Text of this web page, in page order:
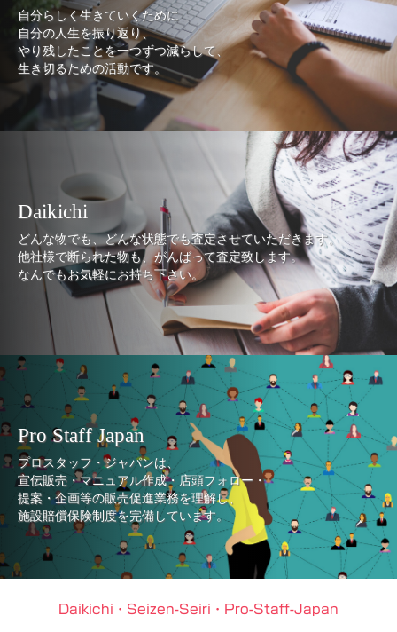
自分らしく生きていくために
自分の人生を振り返り、
やり残したことを一つずつ減らして、
生き切るための活動です。
Daikichi
どんな物でも、どんな状態でも査定させていただきます。
他社様で断られた物も、がんばって査定致します。
なんでもお気軽にお持ち下さい。
Pro Staff Japan
プロスタッフ・ジャパンは、
宣伝販売・マニュアル作成・店頭フォロー・
提案・企画等の販売促進業務を理解し、
施設賠償保険制度を完備しています。
Daikichi・Seizen-Seiri・Pro-Staff-Japan